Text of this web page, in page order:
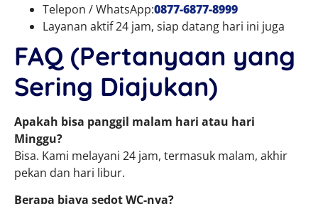
Telepon / WhatsApp:0877-6877-8999
Layanan aktif 24 jam, siap datang hari ini juga
FAQ (Pertanyaan yang
Sering Diajukan)
Apakah bisa panggil malam hari atau hari
Minggu?
Bisa. Kami melayani 24 jam, termasuk malam, akhir
pekan dan hari libur.
Berapa biaya sedot WC-nya?